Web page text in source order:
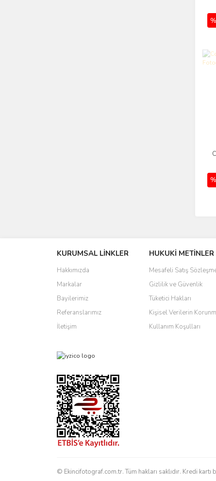
KURUMSAL LİNKLER
Hakkımızda
Markalar
Bayilerimiz
Referanslarımız
İletişim
HUKUKİ METİNLER
Mesafeli Satış
Gizlilik ve Güvenlik
Tüketici Hakları
Kişisel Verilerin
Kullanım Koşulları
© Ekincifotograf.com.tr. Tüm hakları saklıdır. Kredi